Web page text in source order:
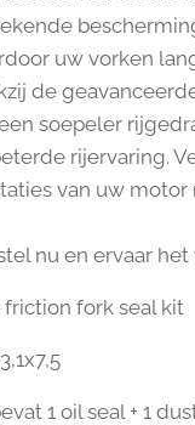
uw vorken
de
soepeler
rijervaring.
van uw
nu en ervaar
friction fork seal kit
1 oil seal + 1